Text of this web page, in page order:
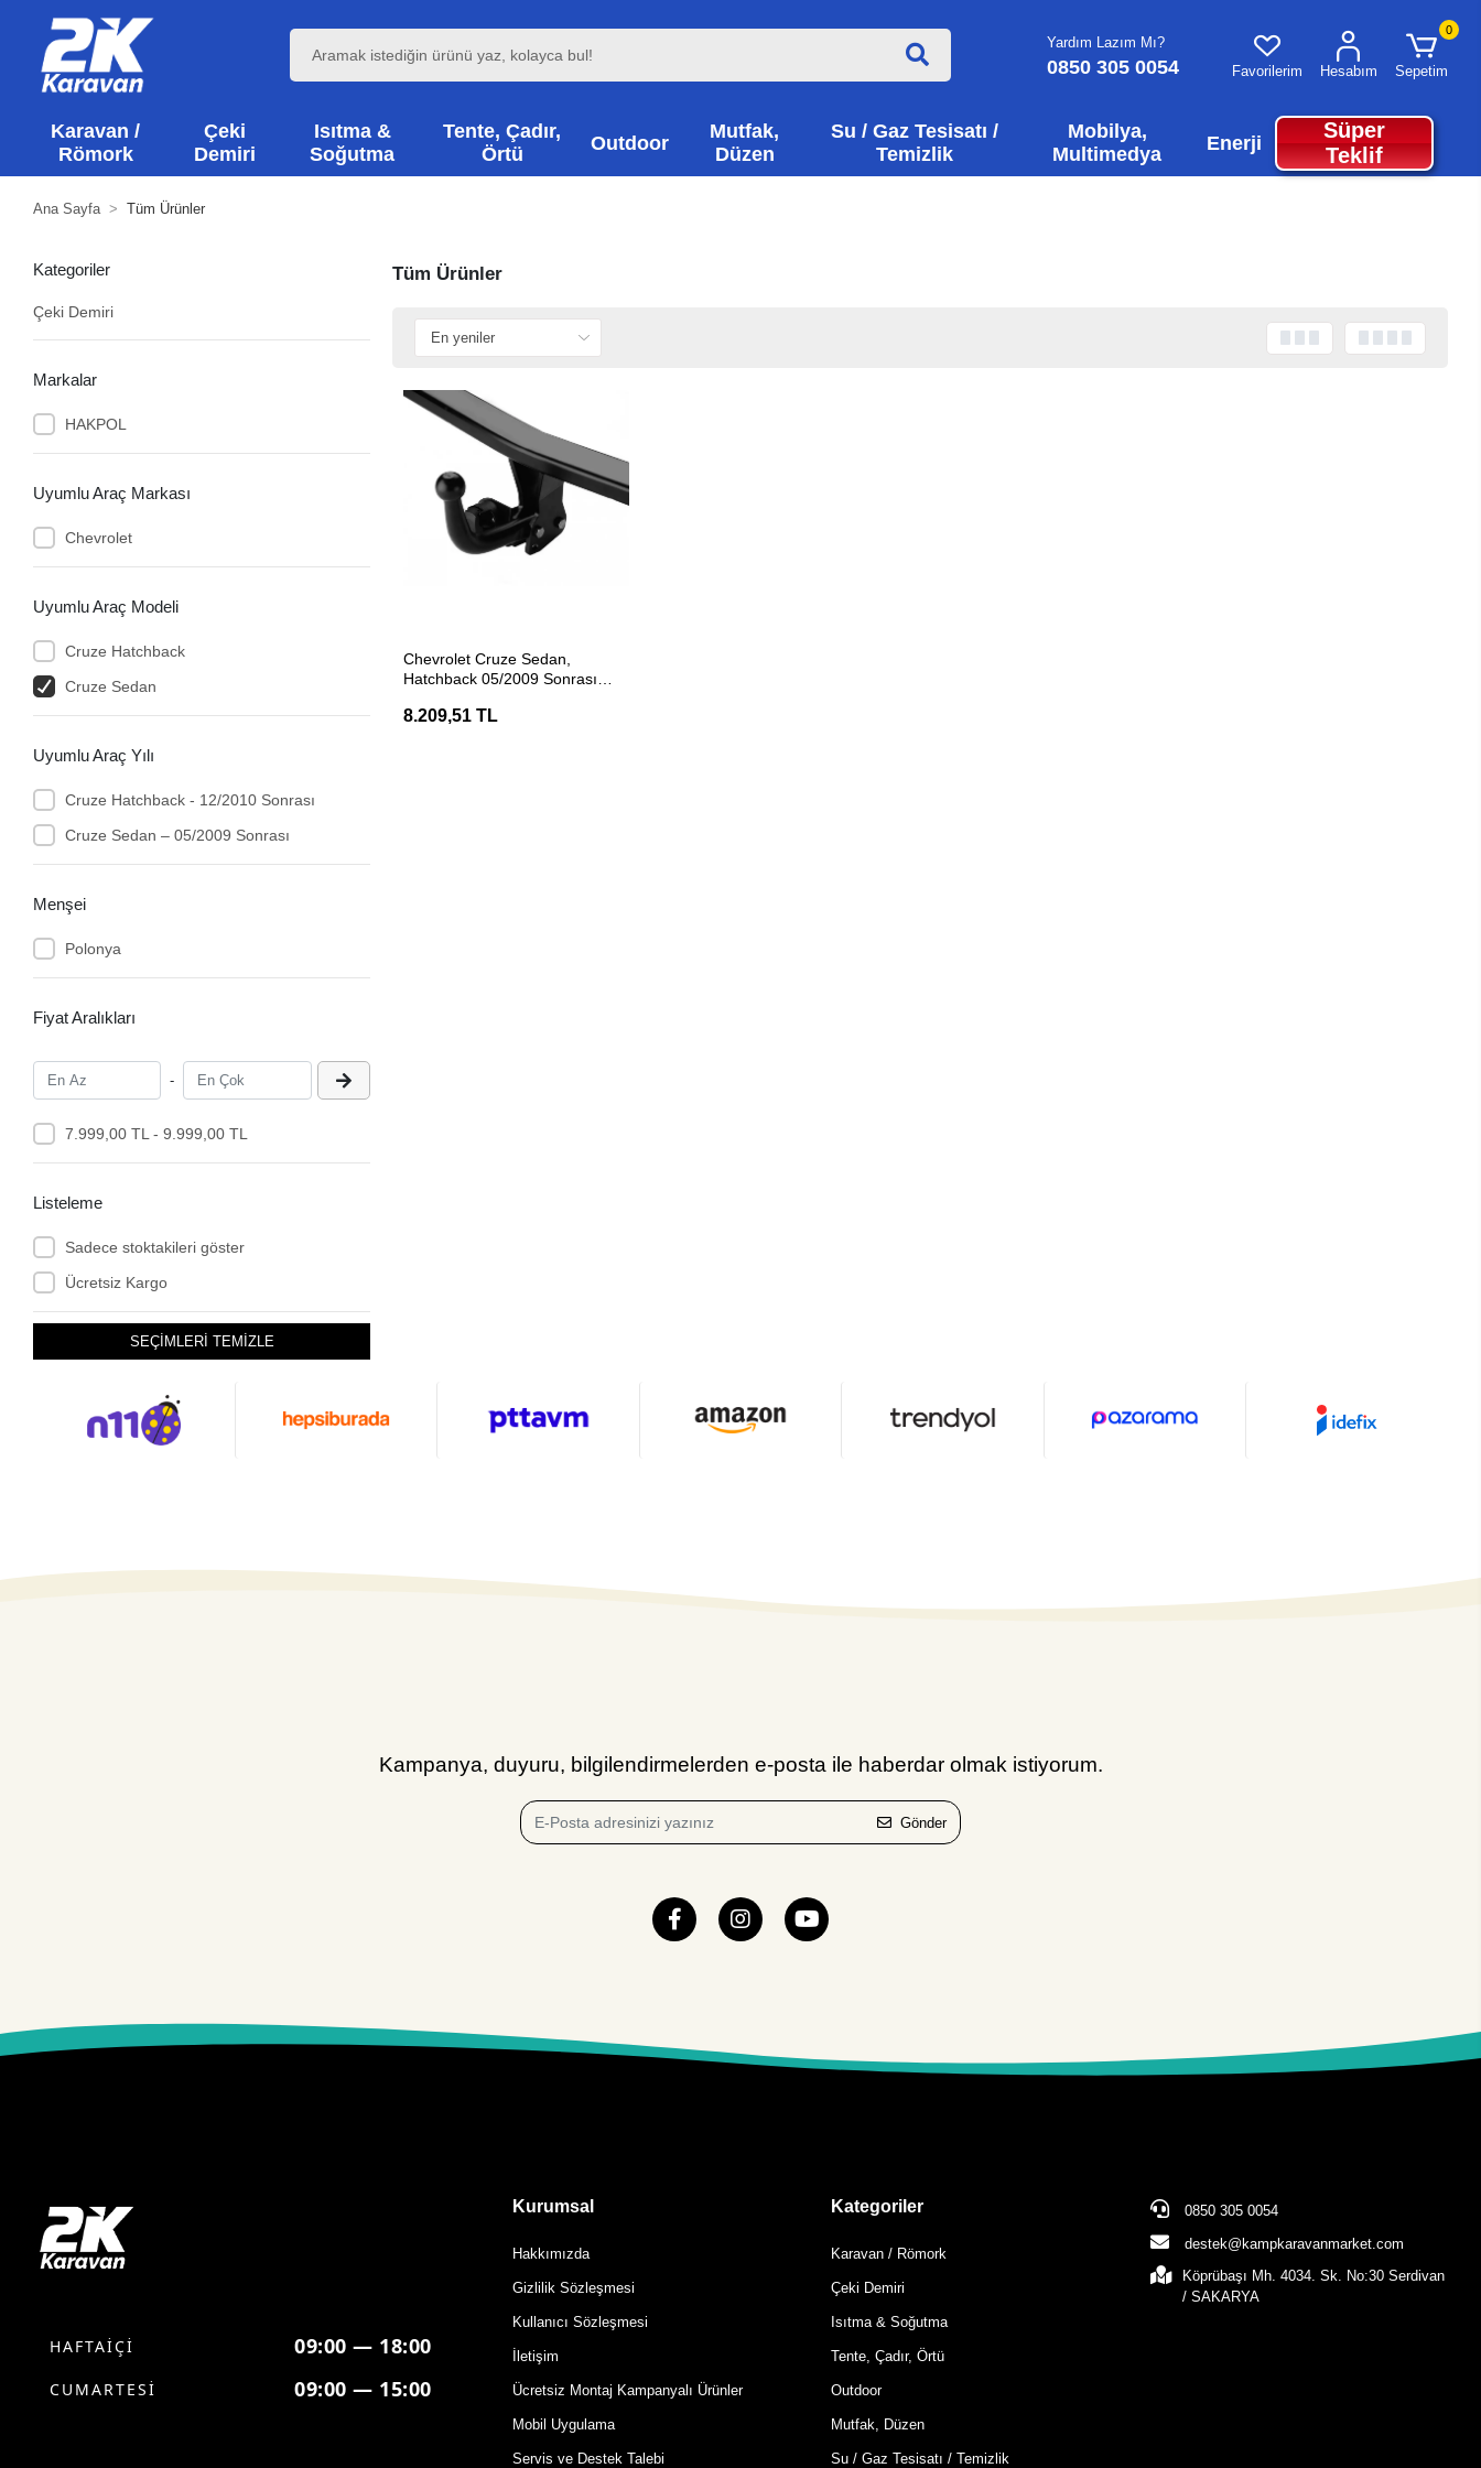
Yardım Lazım Mı?
0850 305 0054 Favorilerim Hesabım
0
Sepetim
Karavan /
Römork
Çeki
Demiri
Isıtma &
Soğutma
Tente, Çadır,
Örtü
Outdoor
Mutfak,
Düzen
Su / Gaz Tesisatı /
Temizlik
Mobilya,
Multimedya
Enerji
Süper
Teklif
Ana Sayfa Tüm Ürünler
Kategoriler
Çeki Demiri
Markalar
HAKPOL
Uyumlu Araç Markası
Chevrolet
Uyumlu Araç Modeli
Cruze Hatchback
Cruze Sedan
Uyumlu Araç Yılı
Cruze Hatchback - 12/2010 Sonrası
Cruze Sedan – 05/2009 Sonrası
Menşei
Polonya
Fiyat Aralıkları
-
7.999,00 TL - 9.999,00 TL
Listeleme
Sadece stoktakileri göster
Ücretsiz Kargo
SEÇİMLERİ TEMİZLE
Tüm Ürünler
Chevrolet Cruze Sedan,
Hatchback 05/2009 Sonrası
8.209,51 TL
Kampanya, duyuru, bilgilendirmelerden e-posta ile haberdar olmak istiyorum.
Gönder
HAFTAİÇİ 09:00 — 18:00
CUMARTESİ 09:00 — 15:00
Kurumsal
Hakkımızda
Gizlilik Sözleşmesi
Kullanıcı Sözleşmesi
İletişim
Ücretsiz Montaj Kampanyalı Ürünler
Mobil Uygulama
Servis ve Destek Talebi
Kategoriler
Karavan / Römork
Çeki Demiri
Isıtma & Soğutma
Tente, Çadır, Örtü
Outdoor
Mutfak, Düzen
Su / Gaz Tesisatı / Temizlik
0850 305 0054
destek@kampkaravanmarket.com
Köprübaşı Mh. 4034. Sk. No:30 Serdivan
/ SAKARYA